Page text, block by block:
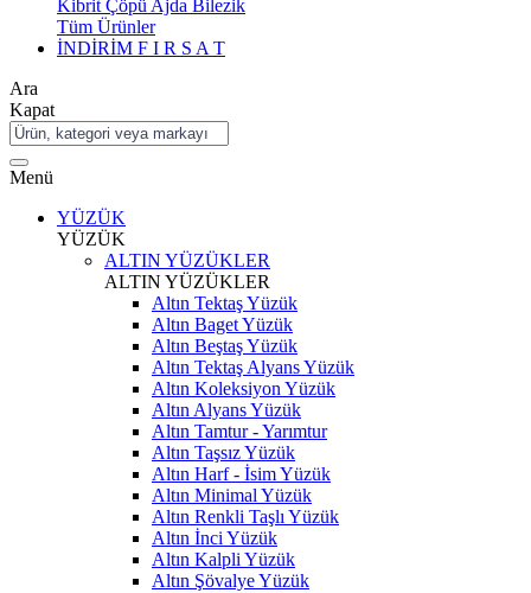
Kibrit Çöpü Ajda Bilezik
Tüm Ürünler
İNDİRİM F I R S A T
Ara
Kapat
Menü
YÜZÜK
YÜZÜK
ALTIN YÜZÜKLER
ALTIN YÜZÜKLER
Altın Tektaş Yüzük
Altın Baget Yüzük
Altın Beştaş Yüzük
Altın Tektaş Alyans Yüzük
Altın Koleksiyon Yüzük
Altın Alyans Yüzük
Altın Tamtur - Yarımtur
Altın Taşsız Yüzük
Altın Harf - İsim Yüzük
Altın Minimal Yüzük
Altın Renkli Taşlı Yüzük
Altın İnci Yüzük
Altın Kalpli Yüzük
Altın Şövalye Yüzük